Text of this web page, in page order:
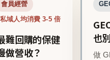
會員經營
私域人均消費 3-5 倍
難回購的保健
做營收？
也
做